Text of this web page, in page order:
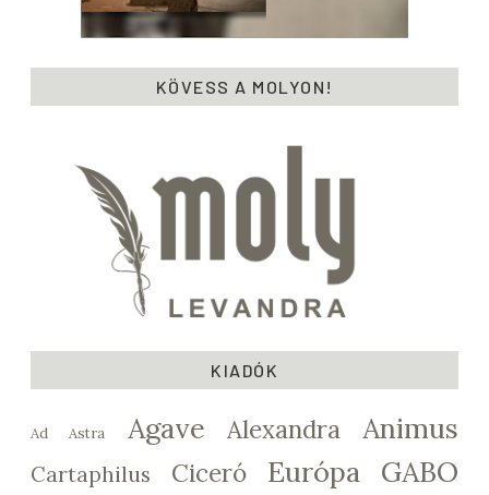
KÖVESS A MOLYON!
KIADÓK
Ad Astra Agave Alexandra Animus
Cartaphilus Ciceró Európa GABO